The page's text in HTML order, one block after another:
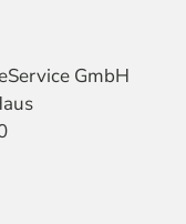
GmbH